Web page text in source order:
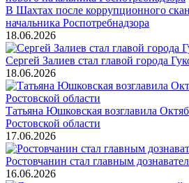
В Шахтах после коррупционного
начальника Роспотребнадзора
18.06.2026
Сергей Залиев стал главой города
18.06.2026
Татьяна Юшковская возглавила
Ростовской области
17.06.2026
Ростовчанин стал главным
16.06.2026